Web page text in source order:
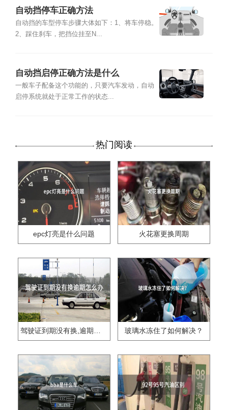
自动挡停车正确方法
自动挡的车型停车步骤大体如下：1、将车停稳。
2、踩住刹车，把挡位挂至N...
自动挡启停正确方法是什么
一般车子配备这个功能的，只要汽车发动，自动
启停系统就处于正常工作的状态...
热门阅读
epc灯亮是什么问题 火花塞更换周期
驾驶证到期没有换,逾期怎么办?? 玻璃水冻住了如何解决？